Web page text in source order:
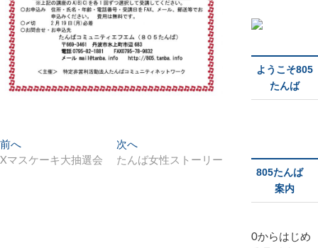
投
稿
前へ
去
Xマスケーキ大抽選会
次へ
の
たんば女性ストーリー
ようこそ805
たんば
805たんば
案内
0からはじめ